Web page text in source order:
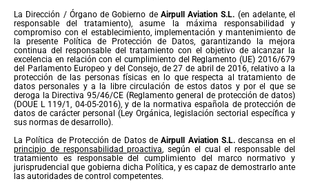
La Dirección / Órgano de Gobierno de Airpull Aviation S.L. (en adelante, el
responsable del tratamiento), asume la máxima responsabilidad y
compromiso con el establecimiento, implementación y mantenimiento de
la presente Política de Protección de Datos, garantizando la mejora
continua del responsable del tratamiento con el objetivo de alcanzar la
excelencia en relación con el cumplimiento del Reglamento (UE) 2016/679
del Parlamento Europeo y del Consejo, de 27 de abril de 2016, relativo a la
protección de las personas físicas en lo que respecta al tratamiento de
datos personales y a la libre circulación de estos datos y por el que se
deroga la Directiva 95/46/CE (Reglamento general de protección de datos)
(DOUE L 119/1, 04-05-2016), y de la normativa española de protección de
datos de carácter personal (Ley Orgánica, legislación sectorial específica y
sus normas de desarrollo).
La Política de Protección de Datos deAirpull Aviation S.L. descansa en el
principio de responsabilidad proactiva, según el cual el responsable del
tratamiento es responsable del cumplimiento del marco normativo y
jurisprudencial que gobierna dicha Política, y es capaz de demostrarlo ante
las autoridades de control competentes.